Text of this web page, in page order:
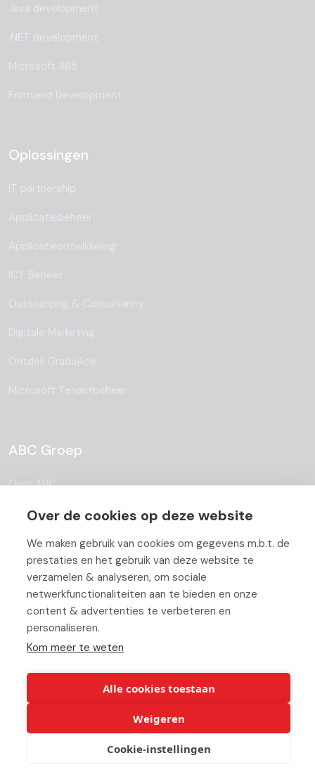
Oplossingen
ABC Groep
Over ABC
Team
Vacatures
Blog
Partners
Contact
Werken bij ABC
© Copyright 2026 ABC-Groep |Cookie verklaring|Beheer uw
Privacy verklaring|Disclaimer
Over de cookies op deze website
We maken gebruik van cookies om gegevens m.b.t. de
prestaties en het gebruik van deze website te
verzamelen & analyseren, om sociale
netwerkfunctionaliteiten aan te bieden en onze
content & advertenties te verbeteren en
personaliseren.
Kom meer te weten
Alle cookies toestaan
Weigeren
Cookie-instellingen